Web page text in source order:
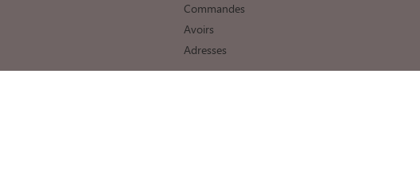
Commandes
Avoirs
Adresses